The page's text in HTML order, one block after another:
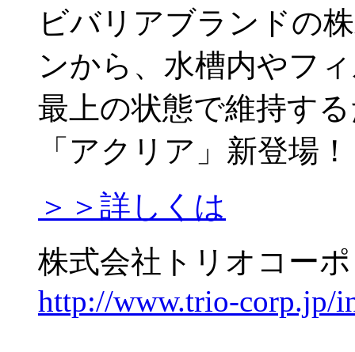
ビバリアブランドの
ンから、水槽内やフ
最上の状態で維持す
「アクリア」新登場！
＞＞詳しくは
株式会社トリオコー
http://www.trio-corp.jp/